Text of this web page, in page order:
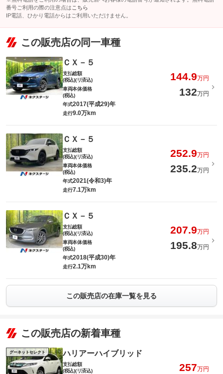
番号ご利用の際の注意点は こちら
IP電話、ひかり電話からはご利用いただけません。
この販売店の同一車種
ＣＸ－５
支払総額
(税込)(リ済込)
144.9万円
車両本体価格
(税込)
132万円
年式2017(平成29)年
走行9.0万km
ＣＸ－５
支払総額
(税込)(リ済込)
252.9万円
車両本体価格
(税込)
235.2万円
年式2021(令和3)年
走行7.1万km
ＣＸ－５
支払総額
(税込)(リ済込)
207.9万円
車両本体価格
(税込)
195.8万円
年式2018(平成30)年
走行2.1万km
この販売店の在庫一覧を見る
この販売店の新着車種
グーネットセレクト ハリアーハイブリッド
支払総額
(税込)(リ済込)
257万円